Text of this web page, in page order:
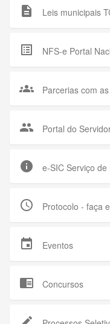
description Leis municipais
list_alt NFS-e Portal
groups Parcerias com
group Portal do
info e-SIC Serviço
query_builder Protocolo - faça
event Eventos
chrome_reader_mode Concursos